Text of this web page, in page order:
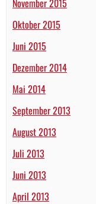
Oktober 2015
Juni 2015
Dezember 2014
Mai 2014
September 2013
August 2013
Juli 2013
Juni 2013
April 2013